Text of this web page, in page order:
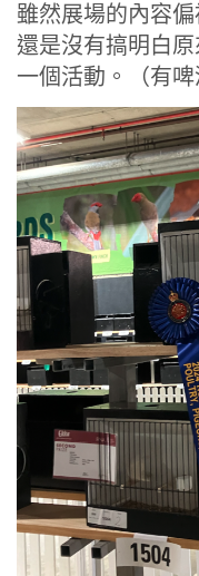
雖然展場的內容
還是沒有搞明白
一個活動。（有啤